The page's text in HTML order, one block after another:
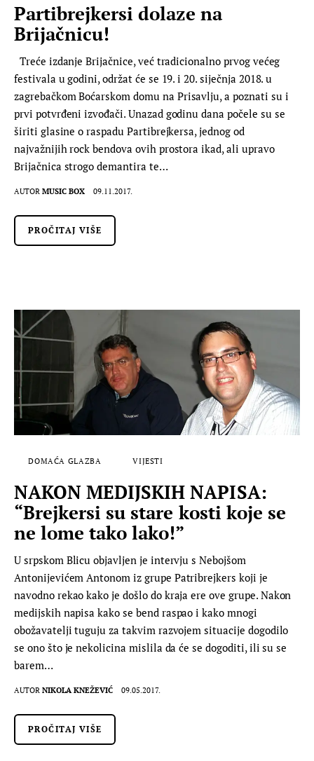
Partibrejkersi dolaze na
Brijačnicu!
Treće izdanje Brijačnice, već tradicionalno prvog većeg
festivala u godini, održat će se 19. i 20. siječnja 2018. u
zagrebačkom Boćarskom domu na Prisavlju, a poznati su i
prvi potvrđeni izvođači. Unazad godinu dana počele su se
širiti glasine o raspadu Partibrejkersa, jednog od
najvažnijih rock bendova ovih prostora ikad, ali upravo
Brijačnica strogo demantira te…
AUTOR MUSIC BOX 09.11.2017.
PROČITAJ VIŠE
DOMAĆA GLAZBA VIJESTI
NAKON MEDIJSKIH NAPISA:
“Brejkersi su stare kosti koje se
ne lome tako lako!”
U srpskom Blicu objavljen je intervju s Nebojšom
Antonijevićem Antonom iz grupe Patribrejkers koji je
navodno rekao kako je došlo do kraja ere ove grupe. Nakon
medijskih napisa kako se bend raspao i kako mnogi
obožavatelji tuguju za takvim razvojem situacije dogodilo
se ono što je nekolicina mislila da će se dogoditi, ili su se
barem…
AUTOR NIKOLA KNEŽEVIĆ 09.05.2017.
PROČITAJ VIŠE